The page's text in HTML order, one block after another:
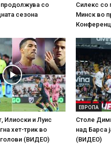
со
сезона
Силекс со
Минск во
Илиоски и Луис
хет-трик во
голови (ВИДЕО)
ЕВРОПА
Столе
над Барса
(ВИДЕО)